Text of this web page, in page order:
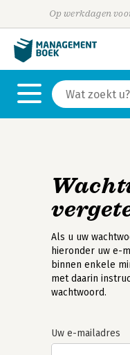
Op werkdagen
Als u uw
hieronder uw e-
binnen enkele
met daarin
wachtwoord.
Uw e-mailadres